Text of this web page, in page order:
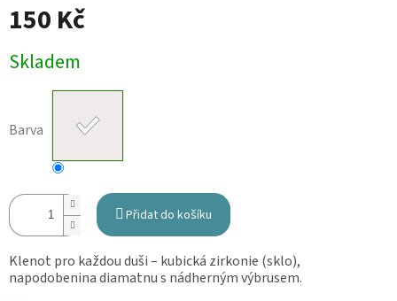
150 Kč
Měrná
cena:
Skladem
Barva
Přidat do košíku
Klenot pro každou duši – kubická zirkonie (sklo),
napodobenina diamatnu s nádherným výbrusem.